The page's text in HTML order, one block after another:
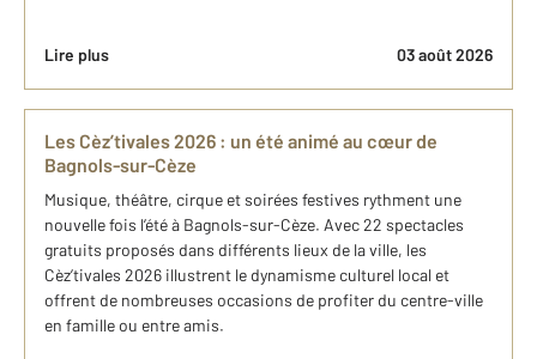
Lire plus 03 août 2026
Les Cèz’tivales 2026 : un été animé au cœur de
Bagnols-sur-Cèze
Musique, théâtre, cirque et soirées festives rythment une
nouvelle fois l’été à Bagnols-sur-Cèze. Avec 22 spectacles
gratuits proposés dans différents lieux de la ville, les
Cèz’tivales 2026 illustrent le dynamisme culturel local et
offrent de nombreuses occasions de profiter du centre-ville
en famille ou entre amis.